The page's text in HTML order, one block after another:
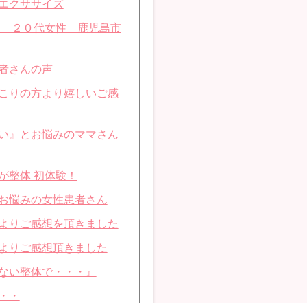
クササイズ
２０代女性 鹿児島市
さんの声
りの方より嬉しいご感
』とお悩みのママさん
整体 初体験！
悩みの女性患者さん
りご感想を頂きました
りご感想頂きました
い整体で・・・』
・